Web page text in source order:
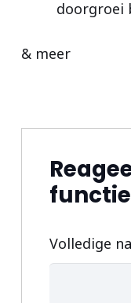
doorgroei
& meer
functie
Volledige